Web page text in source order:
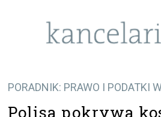
PORADNIK: PRAWO I PODATKI
Polisa pokrywa